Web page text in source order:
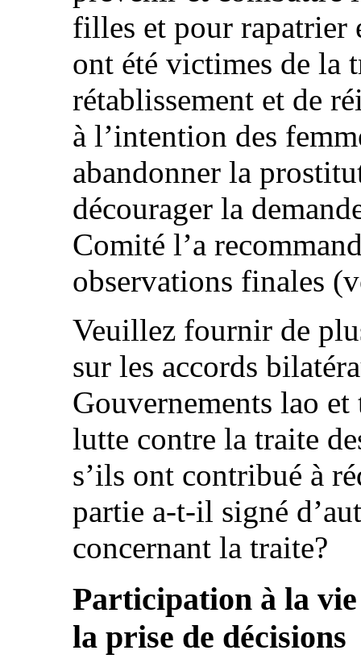
filles et pour rapatrier
ont été victimes de la
rétablissement et de
à l’intention des
abandonner la
décourager la
Comité l’a
observations finales
Veuillez fournir de
sur les accords
Gouvernements lao
lutte contre la traite
s’ils ont contribué à
partie a-t-il signé
concernant la traite?
Participation à la
la prise de décisions